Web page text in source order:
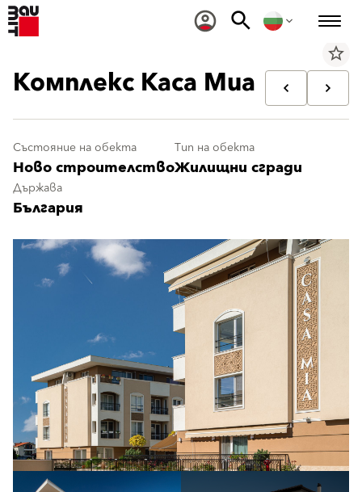
star_border
Комплекс Каса Миа
Състояние на обекта
Ново строителство
Тип на обекта
Жилищни сгради
Държава
България